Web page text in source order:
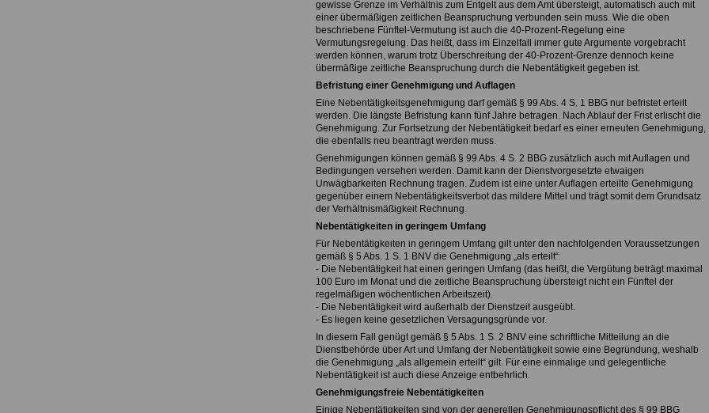
gewisse Grenze im Verhältnis zum Entgelt aus dem Amt übersteigt, automatisch auch mit
einer übermäßigen zeitlichen Beanspruchung verbunden sein muss. Wie die oben
beschriebene Fünftel-Vermutung ist auch die 40-Prozent-Regelung eine
Vermutungsregelung. Das heißt, dass im Einzelfall immer gute Argumente vorgebracht
werden können, warum trotz Überschreitung der 40-Prozent-Grenze dennoch keine
übermäßige zeitliche Beanspruchung durch die Nebentätigkeit gegeben ist.
Befristung einer Genehmigung und Auflagen
Eine Nebentätigkeitsgenehmigung darf gemäß § 99 Abs. 4 S. 1 BBG nur befristet erteilt
werden. Die längste Befristung kann fünf Jahre betragen. Nach Ablauf der Frist erlischt die
Genehmigung. Zur Fortsetzung der Nebentätigkeit bedarf es einer erneuten Genehmigung,
die ebenfalls neu beantragt werden muss.
Genehmigungen können gemäß § 99 Abs. 4 S. 2 BBG zusätzlich auch mit Auflagen und
Bedingungen versehen werden. Damit kann der Dienstvorgesetzte etwaigen
Unwägbarkeiten Rechnung tragen. Zudem ist eine unter Auflagen erteilte Genehmigung
gegenüber einem Nebentätigkeitsverbot das mildere Mittel und trägt somit dem Grundsatz
der Verhältnismäßigkeit Rechnung.
Nebentätigkeiten in geringem Umfang
Für Nebentätigkeiten in geringem Umfang gilt unter den nachfolgenden Voraussetzungen
gemäß § 5 Abs. 1 S. 1 BNV die Genehmigung „als erteilt“:
- Die Nebentätigkeit hat einen geringen Umfang (das heißt, die Vergütung beträgt maximal
100 Euro im Monat und die zeitliche Beanspruchung übersteigt nicht ein Fünftel der
regelmäßigen wöchentlichen Arbeitszeit).
- Die Nebentätigkeit wird außerhalb der Dienstzeit ausgeübt.
- Es liegen keine gesetzlichen Versagungsgründe vor.
In diesem Fall genügt gemäß § 5 Abs. 1 S. 2 BNV eine schriftliche Mitteilung an die
Dienstbehörde über Art und Umfang der Nebentätigkeit sowie eine Begründung, weshalb
die Genehmigung „als allgemein erteilt“ gilt. Für eine einmalige und gelegentliche
Nebentätigkeit ist auch diese Anzeige entbehrlich.
Genehmigungsfreie Nebentätigkeiten
Einige Nebentätigkeiten sind von der generellen Genehmigungspflicht des § 99 BBG